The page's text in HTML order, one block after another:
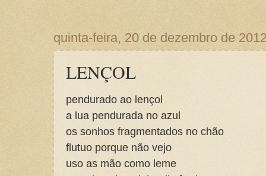
quinta-feira, 20 de dezembro de
LENÇOL
pendurado ao lençol
a lua pendurada no azul
os sonhos fragmentados no chão
flutuo porque não vejo
uso as mão como leme